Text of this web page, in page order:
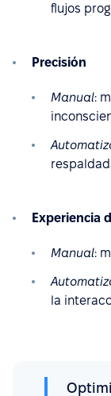
flujos
Precisión
Manual:
Experiencia
Manual:
la